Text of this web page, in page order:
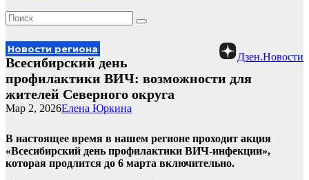
Дзен.Новости
Новости региона
Всесибирский день
профилактики ВИЧ: возможности для
жителей Северного округа
Елена Юркина
Мар 2, 2026
В настоящее время в нашем регионе проходит акция
«Всесибирский день профилактики ВИЧ-инфекции»,
которая продлится до 6 марта включительно.